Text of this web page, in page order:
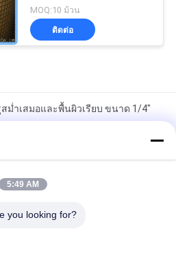
แวดล้อม
MOQ:10 ม้วน
ติดต่อ
ม่ำเสมอและพื้นผิวเรียบ ขนาด 1/4"
สําหรับการก่อสร้างที่มีคุณภาพสูง
1/2 นิ้วผ้าอุปกรณ์สําหรับกรงแมลง
5:49 AM
you looking for?